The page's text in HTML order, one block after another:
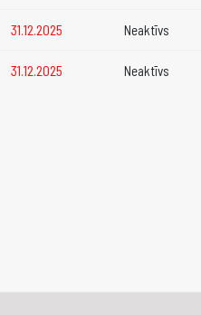
31.12.2025 Neaktīvs
31.12.2025 Neaktīvs